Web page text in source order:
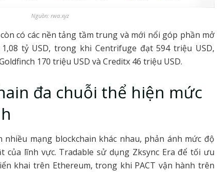
Nguồn: rwa.xyz
có các nền tảng tầm trung và mới nổi góp phần mở
tỷ USD, trong khi Centrifuge đạt 594 triệu USD,
170 triệu USD và Creditx 46 triệu USD.
đa chuỗi thể hiện mức
mạng blockchain khác nhau, phản ánh mức độ
lĩnh vực. Tradable sử dụng Zksync Era để tối ưu
khai trên Ethereum, trong khi PACT vận hành trên